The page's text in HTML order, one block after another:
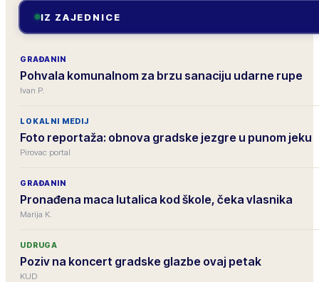
IZ ZAJEDNICE
GRAĐANIN
Pohvala komunalnom za brzu sanaciju udarne rupe
Ivan P.
LOKALNI MEDIJ
Foto reportaža: obnova gradske jezgre u punom jeku
Pirovac portal
GRAĐANIN
Pronađena maca lutalica kod škole, čeka vlasnika
Marija K.
UDRUGA
Poziv na koncert gradske glazbe ovaj petak
KUD